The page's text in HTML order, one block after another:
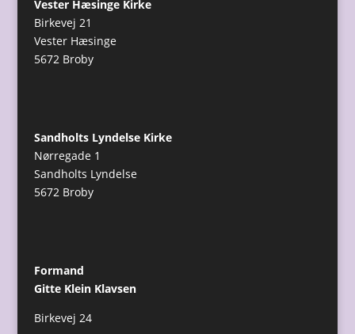
Vester Hæsinge Kirke
Birkevej 21
Vester Hæsinge
5672 Broby
Sandholts Lyndelse Kirke
Nørregade 1
Sandholts Lyndelse
5672 Broby
Formand
Gitte Klein Klavsen
Birkevej 24